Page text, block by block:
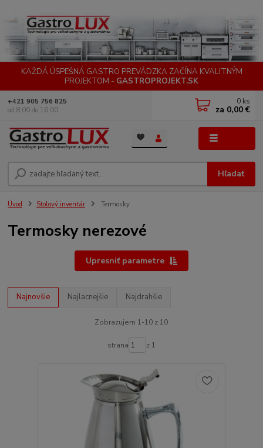
KAŽDÁ ÚSPEŠNÁ GASTRO PREVÁDZKA ZAČÍNA KVALITNÝM
PROJEKTOM - GASTROPROJEKT.SK
Hľadať
+421 905 756 825
od 8:00 do 16:00
0 ks
za 0,00 €
Úvod Stolový inventár Termosky
Termosky nerezové
Upresniť parametre
Najnovšie Najlacnejšie Najdrahšie
Zobrazujem 1-10 z 10
strana z 1